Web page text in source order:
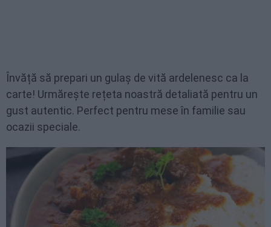
Învăță să prepari un gulaș de vită ardelenesc ca la
carte! Urmărește rețeta noastră detaliată pentru un
gust autentic. Perfect pentru mese în familie sau
ocazii speciale.